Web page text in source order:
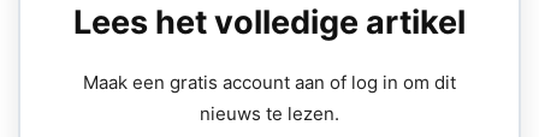
Lees het volledige artikel
Maak een gratis account aan of log in om dit
nieuws te lezen.